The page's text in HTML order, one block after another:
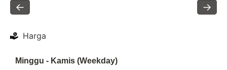
← →
Harga
Minggu - Kamis (Weekday)